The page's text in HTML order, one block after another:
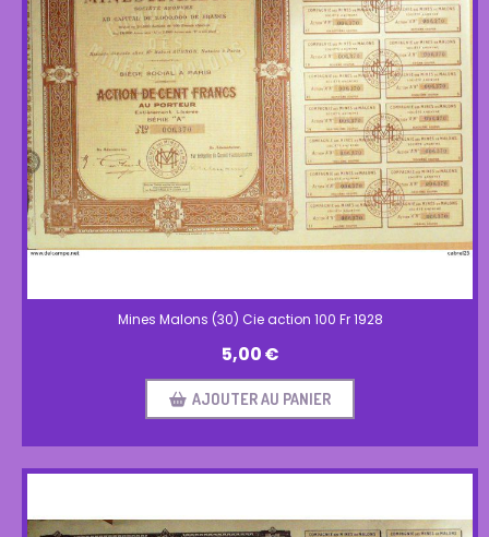
Mines Malons (30) Cie action 100 Fr 1928
5,00€
AJOUTER AU PANIER